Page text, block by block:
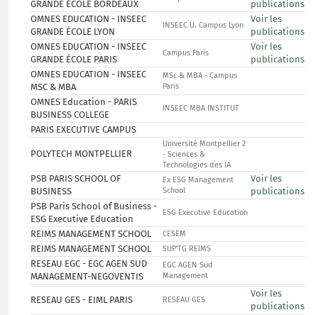
GRANDE ÉCOLE BORDEAUX
publications
OMNES EDUCATION - INSEEC
GRANDE ÉCOLE LYON
INSEEC U. Campus Lyon
Voir les
publications
OMNES EDUCATION - INSEEC
GRANDE ÉCOLE PARIS
Campus Paris
Voir les
publications
OMNES EDUCATION - INSEEC
MSC & MBA
MSc & MBA - Campus
Paris
OMNES Education - PARIS
BUSINESS COLLEGE
INSEEC MBA INSTITUT
PARIS EXECUTIVE CAMPUS
POLYTECH MONTPELLIER
Université Montpellier 2
- Sciences &
Technologies des IA
PSB PARIS SCHOOL OF
BUSINESS
Ex ESG Management
School
Voir les
publications
PSB Paris School of Business -
ESG Executive Education
ESG Executive Education
REIMS MANAGEMENT SCHOOL CESEM
REIMS MANAGEMENT SCHOOL SUP'TG REIMS
RESEAU EGC - EGC AGEN SUD
MANAGEMENT-NEGOVENTIS
EGC AGEN Sud
Management
RESEAU GES - EIML PARIS RESEAU GES
Voir les
publications